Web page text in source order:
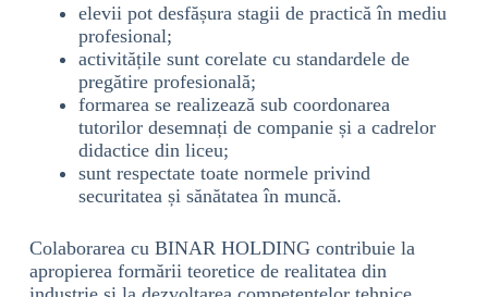
elevii pot desfășura stagii de practică în mediu
profesional;
activitățile sunt corelate cu standardele de
pregătire profesională;
formarea se realizează sub coordonarea
tutorilor desemnați de companie și a cadrelor
didactice din liceu;
sunt respectate toate normele privind
securitatea și sănătatea în muncă.
Colaborarea cu BINAR HOLDING contribuie la
apropierea formării teoretice de realitatea din